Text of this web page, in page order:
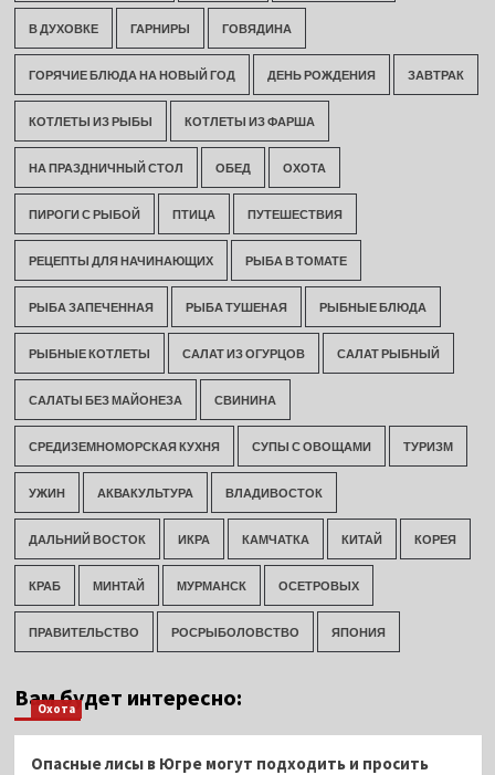
В ДУХОВКЕ ГАРНИРЫ ГОВЯДИНА
ГОРЯЧИЕ БЛЮДА НА НОВЫЙ ГОД ДЕНЬ РОЖДЕНИЯ ЗАВТРАК
КОТЛЕТЫ ИЗ РЫБЫ КОТЛЕТЫ ИЗ ФАРША
НА ПРАЗДНИЧНЫЙ СТОЛ ОБЕД ОХОТА
ПИРОГИ С РЫБОЙ ПТИЦА ПУТЕШЕСТВИЯ
РЕЦЕПТЫ ДЛЯ НАЧИНАЮЩИХ РЫБА В ТОМАТЕ
РЫБА ЗАПЕЧЕННАЯ РЫБА ТУШЕНАЯ РЫБНЫЕ БЛЮДА
РЫБНЫЕ КОТЛЕТЫ САЛАТ ИЗ ОГУРЦОВ САЛАТ РЫБНЫЙ
САЛАТЫ БЕЗ МАЙОНЕЗА СВИНИНА
СРЕДИЗЕМНОМОРСКАЯ КУХНЯ СУПЫ С ОВОЩАМИ ТУРИЗМ
УЖИН АКВАКУЛЬТУРА ВЛАДИВОСТОК
ДАЛЬНИЙ ВОСТОК ИКРА КАМЧАТКА КИТАЙ КОРЕЯ
КРАБ МИНТАЙ МУРМАНСК ОСЕТРОВЫХ
ПРАВИТЕЛЬСТВО РОСРЫБОЛОВСТВО ЯПОНИЯ
Вам будет интересно:
Охота
Опасные лисы в Югре могут подходить и просить